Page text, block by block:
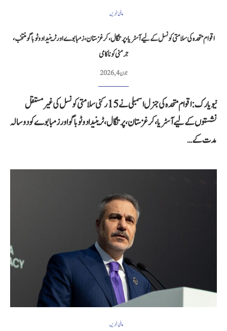
عالمی خبریں
اقوام متحدہ کی سلامتی کونسل کے لیے آسٹریا، پرتگال، کرغزستان، زمبابوے اور ٹرینیداد و ٹوباگو منتخب،
جرمنی کو ناکامی
جون 4, 2026
نیویارک: اقوام متحدہ کی جنرل اسمبلی نے 15 رکنی سلامتی کونسل کی غیر مستقل
نشستوں کے لیے آسٹریا، کرغزستان، پرتگال، ٹرینیداد و ٹوباگو اور زمبابوے کو دو سالہ
مدت کے…
عالمی خبریں